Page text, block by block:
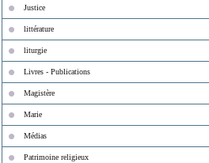
Justice
littérature
liturgie
Livres - Publications
Magistère
Marie
Médias
Patrimoine religieux